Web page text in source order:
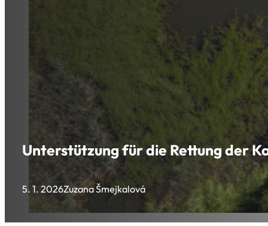
Unterstützung für die Rettung der
5. 1. 2026Zuzana Šmejkalová